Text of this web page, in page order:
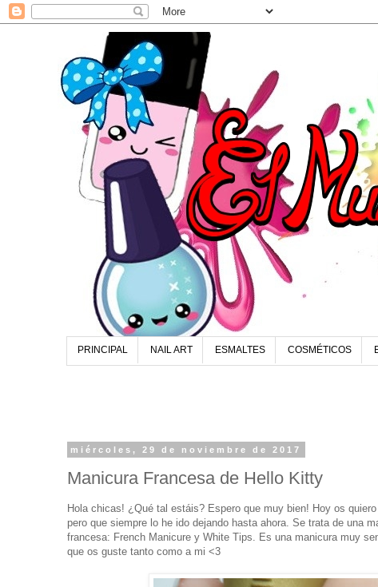
PRINCIPAL NAIL ART ESMALTES COSMÉTICOS
miércoles, 29 de noviembre de 2017
Manicura Francesa de Hello Kitty
Hola chicas! ¿Qué tal estáis? Espero que muy bien! Hoy os
pero que siempre lo he ido dejando hasta ahora. Se trata de una
francesa: French Manicure y White Tips. Es una manicura muy
que os guste tanto como a mi <3